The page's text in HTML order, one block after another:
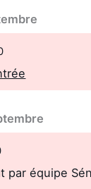
par équipe